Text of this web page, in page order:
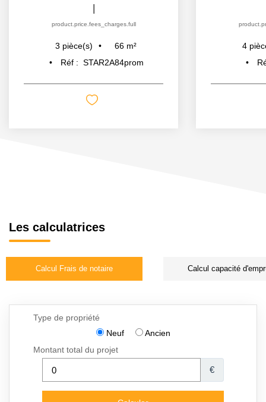
product.price.fees_charges.full
3 pièce(s) 66 m²
Réf : STAR2A84prom
4
Les calculatrices
Calcul Frais de notaire Calcul capacité